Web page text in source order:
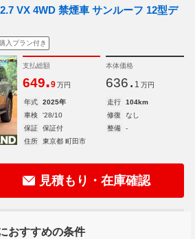
VX 4WD 禁煙車 サンルーフ 12型デ
入プラン付き
支払総額
649.9 万円
本体価格
636. 1 万円
年式 2025年 走行
104km
車検
'28/10 修復
なし
保証
保証付 整備
-
住所
東京都 町田市
見積もり・在庫確認
おすすめの条件